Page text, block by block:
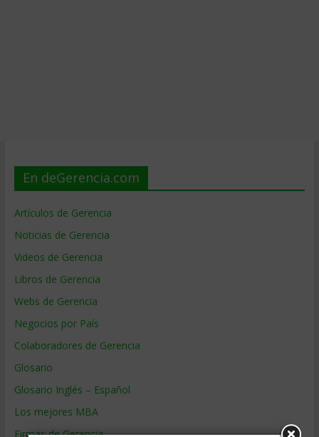
En deGerencia.com
Artículos de Gerencia
Noticias de Gerencia
Videos de Gerencia
Libros de Gerencia
Webs de Gerencia
Negocios por País
Colaboradores de Gerencia
Glosario
Glosario Inglés – Español
Los mejores MBA
Firmas de Gerencia